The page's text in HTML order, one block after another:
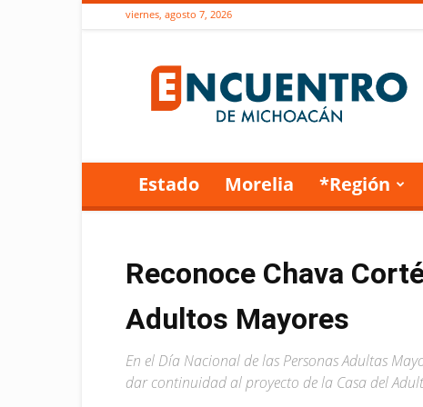
viernes, agosto 7, 2026
de
Michoacán
Estado Morelia *Región
Reconoce Chava
Adultos Mayores
En el Día Nacional de las Personas Adultas
dar continuidad al proyecto de la Casa del